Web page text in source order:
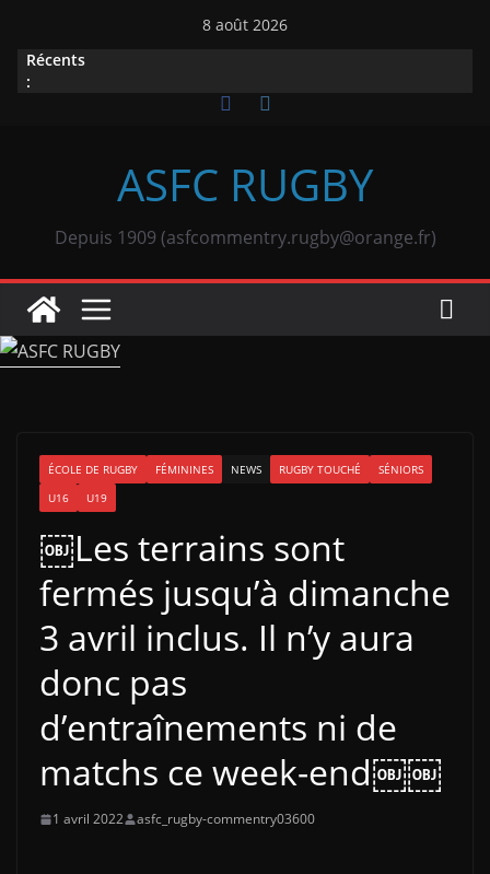
contenu
8 août 2026
Récents
:
ASFC RUGBY
Depuis 1909 (asfcommentry.rugby@orange.fr)
ÉCOLE DE RUGBY FÉMININES NEWS RUGBY TOUCHÉ
SÉNIORS
U16
U19
￼Les terrains sont
fermés jusqu’à dimanche
3 avril inclus. Il n’y aura
donc pas
d’entraînements ni de
matchs ce week-end￼￼
1 avril 2022 asfc_rugby-commentry03600